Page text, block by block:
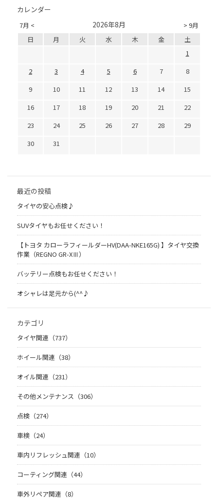
カレンダー
7月 < > 9月
2026年8月
日 月 火 水 木 金
土
1
2
3 4 5 6 7
8
9
10 11 12 13 14
15
16
17 18 19 20 21
22
23
24 25 26 27 28
29
30
31
最近の投稿
タイヤの安心点検♪
SUVタイヤもお任せください！
【トヨタ カローラフィールダーHV(DAA-NKE165G) 】タイヤ交換
作業（REGNO GR-XⅢ）
バッテリー点検もお任せください！
オシャレは足元から(^^♪
カテゴリ
タイヤ関連（737）
ホイール関連（38）
オイル関連（231）
その他メンテナンス（306）
点検（274）
車検（24）
車内リフレッシュ関連（10）
コーティング関連（44）
車外リペア関連（8）